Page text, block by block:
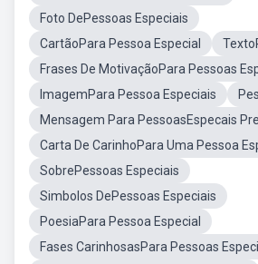
Foto DePessoas Especiais
CartãoPara Pessoa Especial
Frases De MotivaçãoPara Pessoas
ImagemPara Pessoa Especiais
Mensagem Para PessoasEspecais
Carta De CarinhoPara Uma Pessoa
SobrePessoas Especiais
Simbolos DePessoas Especiais
PoesiaPara Pessoa Especial
Fases CarinhosasPara Pessoas